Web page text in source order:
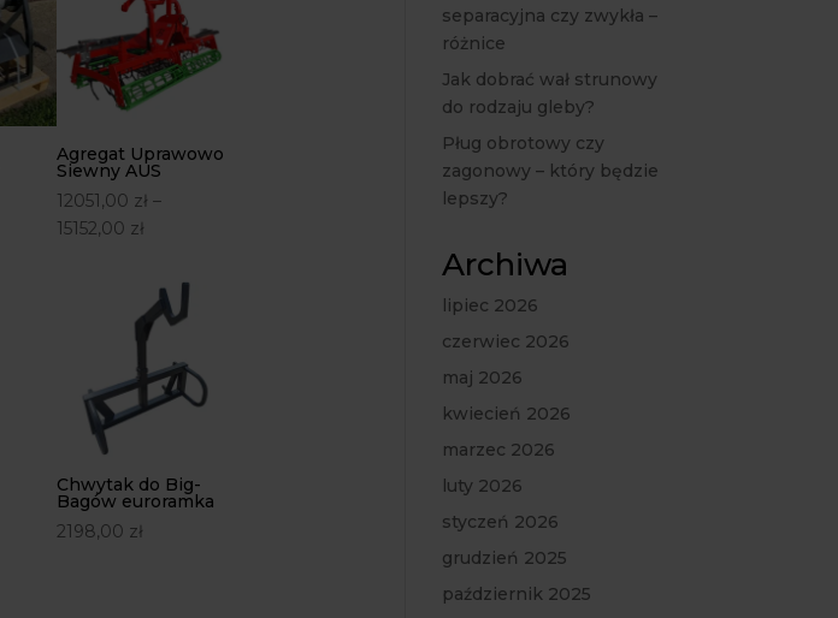
Agregat Uprawowo
Siewny AUS
12051,00 zł –
15152,00 zł
Chwytak do Big-
Bagów euroramka
2198,00 zł
separacyjna czy zwykła –
różnice
Jak dobrać wał strunowy
do rodzaju gleby?
Pług obrotowy czy
zagonowy – który będzie
lepszy?
Archiwa
lipiec 2026
czerwiec 2026
maj 2026
kwiecień 2026
marzec 2026
luty 2026
styczeń 2026
grudzień 2025
październik 2025